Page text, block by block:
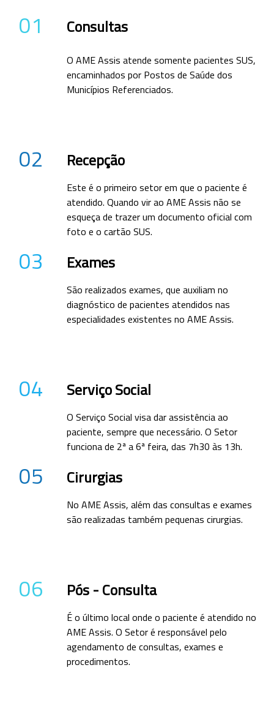
01 Consultas
O AME Assis atende somente pacientes SUS,
encaminhados por Postos de Saúde dos
Municípios Referenciados.
02 Recepção
Este é o primeiro setor em que o paciente é
atendido. Quando vir ao AME Assis não se
esqueça de trazer um documento oficial com
foto e o cartão SUS.
03 Exames
São realizados exames, que auxiliam no
diagnóstico de pacientes atendidos nas
especialidades existentes no AME Assis.
04 Serviço Social
O Serviço Social visa dar assistência ao
paciente, sempre que necessário. O Setor
funciona de 2ª a 6ª feira, das 7h30 às 13h.
05 Cirurgias
No AME Assis, além das consultas e exames
são realizadas também pequenas cirurgias.
06 Pós - Consulta
É o último local onde o paciente é atendido no
AME Assis. O Setor é responsável pelo
agendamento de consultas, exames e
procedimentos.